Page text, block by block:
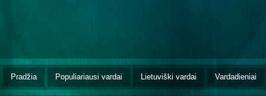
Pradžia Populiariausi vardai Lietuviški vardai Vardadieniai